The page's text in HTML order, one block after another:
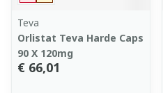
Teva
Orlistat Teva Harde Caps
90 X 120mg
€ 66,01